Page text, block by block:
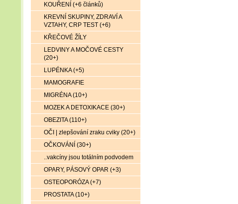
KOUŘENÍ (+6 článků)
KREVNÍ SKUPINY, ZDRAVÍ A
VZTAHY, CRP TEST (+6)
KŘEČOVÉ ŽÍLY
LEDVINY A MOČOVÉ CESTY
(20+)
LUPÉNKA (+5)
MAMOGRAFIE
MIGRÉNA (10+)
MOZEK A DETOXIKACE (30+)
OBEZITA (110+)
OČI | zlepšování zraku cviky (20+)
OČKOVÁNÍ (30+)
..vakcíny jsou totálním podvodem
OPARY, PÁSOVÝ OPAR (+3)
OSTEOPORÓZA (+7)
PROSTATA (10+)